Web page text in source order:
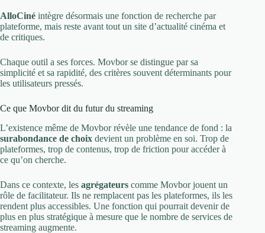
AlloCiné intègre désormais une fonction de recherche par
plateforme, mais reste avant tout un site d’actualité cinéma et
de critiques.
Chaque outil a ses forces. Movbor se distingue par sa
simplicité et sa rapidité, des critères souvent déterminants pour
les utilisateurs pressés.
Ce que Movbor dit du futur du streaming
L’existence même de Movbor révèle une tendance de fond : la
surabondance de choix devient un problème en soi. Trop de
plateformes, trop de contenus, trop de friction pour accéder à
ce qu’on cherche.
Dans ce contexte, les agrégateurs comme Movbor jouent un
rôle de facilitateur. Ils ne remplacent pas les plateformes, ils les
rendent plus accessibles. Une fonction qui pourrait devenir de
plus en plus stratégique à mesure que le nombre de services de
streaming augmente.